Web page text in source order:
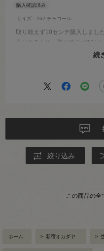
サイズ：262.チャコール
取り敢えず10センチ購入しまし
合があるため、取り敢えず10セ
思っていた通りの色味でした。
続
絞り込み
この商品の全
ホーム > 新宿オカダヤ >